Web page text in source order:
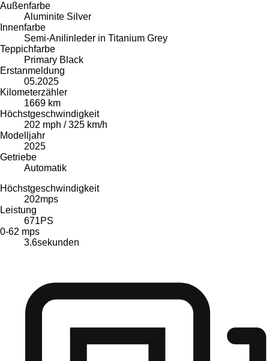
Außenfarbe
Aluminite Silver
Innenfarbe
Semi-Anilinleder in Titanium Grey
Teppichfarbe
Primary Black
Erstanmeldung
05.2025
Kilometerzähler
1669 km
Höchstgeschwindigkeit
202 mph / 325 km/h
Modelljahr
2025
Getriebe
Automatik
Höchstgeschwindigkeit
202mps
Leistung
671PS
0-62 mps
3.6sekunden